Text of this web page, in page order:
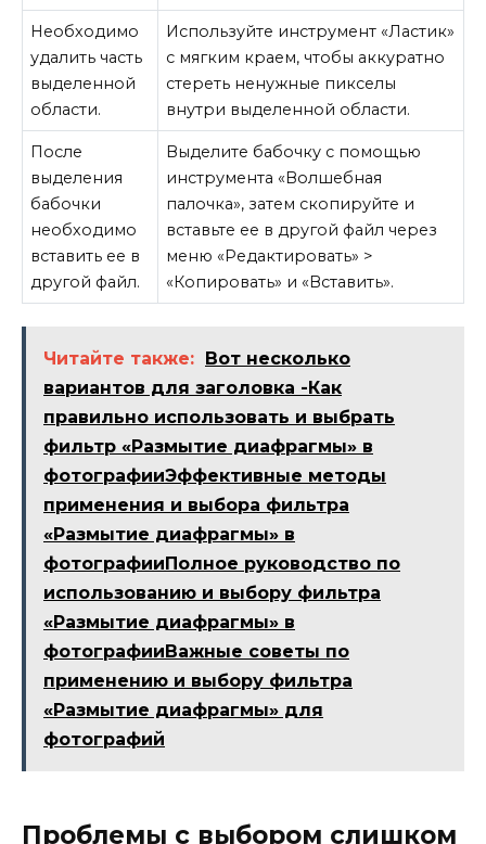
Необходимо
удалить часть
выделенной
области.
Используйте инструмент «Ластик»
с мягким краем, чтобы аккуратно
стереть ненужные пикселы
внутри выделенной области.
После
выделения
бабочки
необходимо
вставить ее в
другой файл.
Выделите бабочку с помощью
инструмента «Волшебная
палочка», затем скопируйте и
вставьте ее в другой файл через
меню «Редактировать» >
«Копировать» и «Вставить».
Читайте также:
Вот несколько
вариантов для заголовка -Как
правильно использовать и выбрать
фильтр «Размытие диафрагмы» в
фотографииЭффективные методы
применения и выбора фильтра
«Размытие диафрагмы» в
фотографииПолное руководство по
использованию и выбору фильтра
«Размытие диафрагмы» в
фотографииВажные советы по
применению и выбору фильтра
«Размытие диафрагмы» для
фотографий
Проблемы с выбором слишком